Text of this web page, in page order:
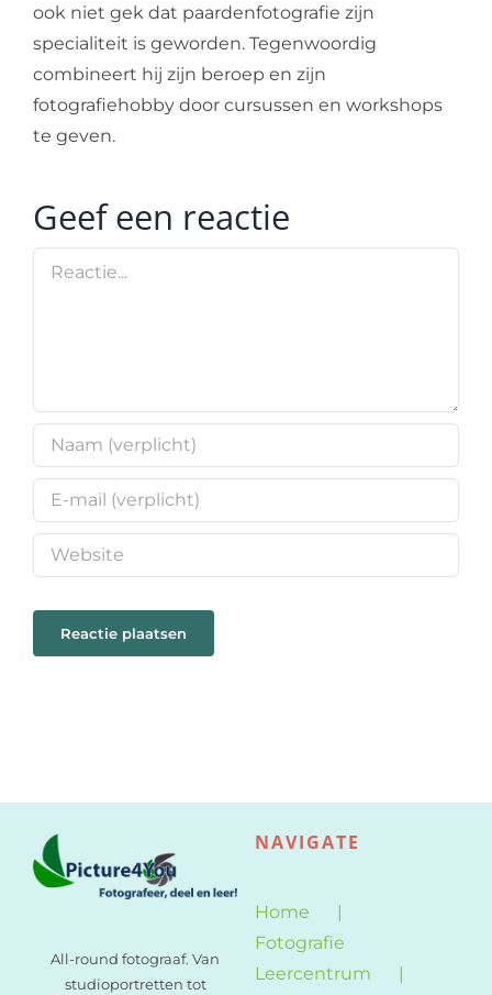
ook niet gek dat paardenfotografie zijn
specialiteit is geworden. Tegenwoordig
combineert hij zijn beroep en zijn
fotografiehobby door cursussen en workshops
te geven.
Geef een reactie
All-round fotograaf. Van
studioportretten tot
NAVIGATE
Home
Fotografie
Leercentrum